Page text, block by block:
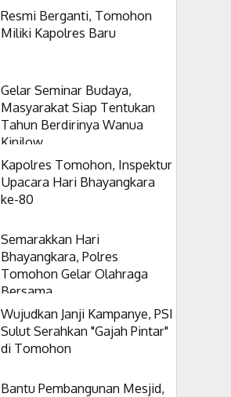
Resmi Berganti, Tomohon
Miliki Kapolres Baru
Gelar Seminar Budaya,
Masyarakat Siap Tentukan
Tahun Berdirinya Wanua
Kinilow
Kapolres Tomohon, Inspektur
Upacara Hari Bhayangkara
ke-80
Semarakkan Hari
Bhayangkara, Polres
Tomohon Gelar Olahraga
Bersama
Wujudkan Janji Kampanye, PSI
Sulut Serahkan "Gajah Pintar"
di Tomohon
Bantu Pembangunan Mesjid,